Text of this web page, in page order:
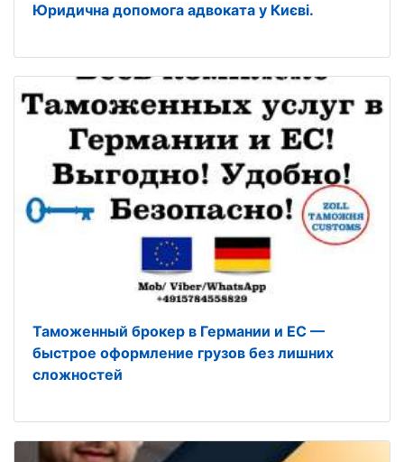
Юридична допомога адвоката у Києві.
Таможенный брокер в Германии и ЕС —
быстрое оформление грузов без лишних
сложностей